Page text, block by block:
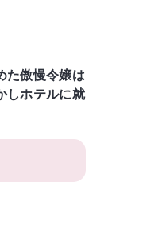
た傲慢令嬢は
しホテルに就